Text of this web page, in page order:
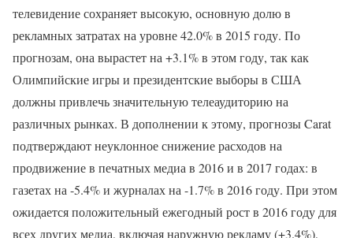
телевидение сохраняет высокую, основную долю в
рекламных затратах на уровне 42.0% в 2015 году. По
прогнозам, она вырастет на +3.1% в этом году, так как
Олимпийские игры и президентские выборы в США
должны привлечь значительную телеаудиторию на
различных рынках. В дополнении к этому, прогнозы Carat
подтверждают неуклонное снижение расходов на
продвижение в печатных медиа в 2016 и в 2017 годах: в
газетах на -5.4% и журналах на -1.7% в 2016 году. При этом
ожидается положительный ежегодный рост в 2016 году для
всех других медиа, включая наружную рекламу (+3.4%),